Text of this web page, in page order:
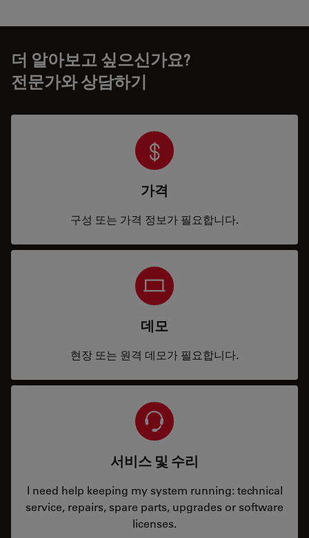
더 알아보고 싶으신가요?
전문가와 상담하기
가격
구성 또는 가격 정보가 필요합니다.
데모
현장 또는 원격 데모가 필요합니다.
서비스 및 수리
I need help keeping my system running: technical
service, repairs, spare parts, upgrades or software
licenses.